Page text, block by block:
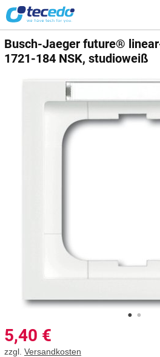
Busch-Jaeger future®
1721-184 NSK, studioweiß
5,40 €
zzgl. Versandkosten